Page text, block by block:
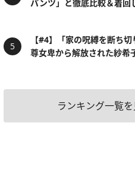
パンツ」と徹底比較＆着回
【#4】「家の呪縛を断ち
尊女卑から解放された紗希
ランキング一覧を